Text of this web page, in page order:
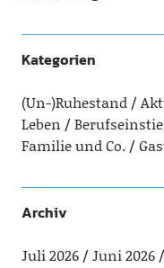
Kategorien
(Un-)Ruhestand
Leben
Familie und Co.
Archiv
Juli 2026 Juni 2026